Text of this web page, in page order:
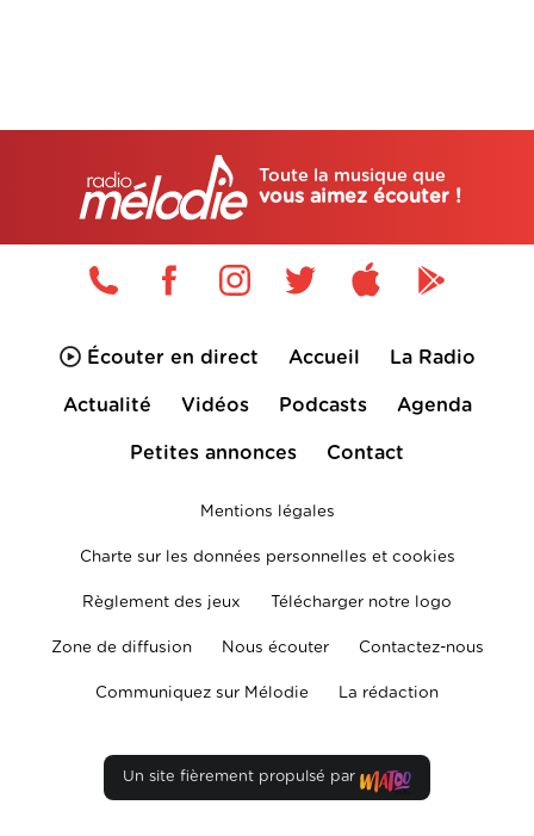
Toute la musique que
vous aimez écouter !
Écouter en direct Accueil La Radio
Actualité Vidéos Podcasts Agenda
Petites annonces Contact
Mentions légales
Charte sur les données personnelles et cookies
Règlement des jeux Télécharger notre logo
Zone de diffusion Nous écouter Contactez-nous
Communiquez sur Mélodie La rédaction
Un site fièrement propulsé par